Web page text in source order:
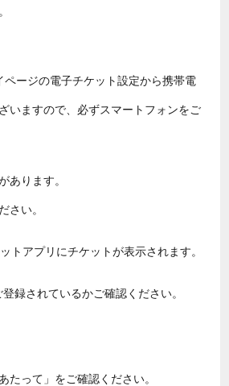
ージの電子チケット設定から携帯電
いますので、必ずスマートフォンをご
あります。
さい。
アプリにチケットが表示されます。
録されているかご確認ください。
って」をご確認ください。